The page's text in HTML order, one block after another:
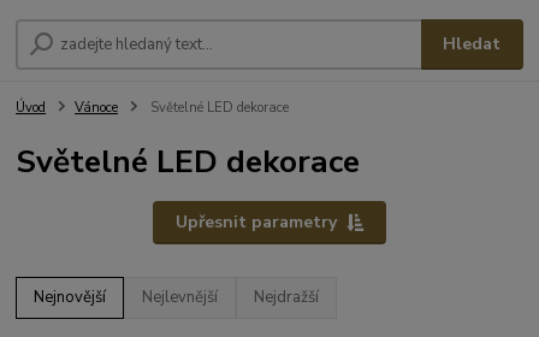
Hledat
Úvod Vánoce Světelné LED dekorace
Světelné LED dekorace
Upřesnit parametry
Nejnovější Nejlevnější Nejdražší